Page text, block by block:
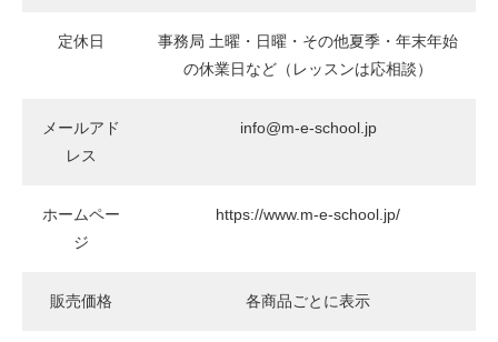
定休日
事務局 土曜・日曜・その他夏季・年末年始
の休業日など（レッスンは応相談）
メールアド
レス
info@m-e-school.jp
ホームペー
ジ
https://www.m-e-school.jp/
販売価格 各商品ごとに表示